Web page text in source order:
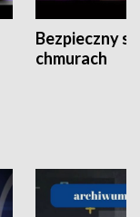
Bezpieczny
chmurach